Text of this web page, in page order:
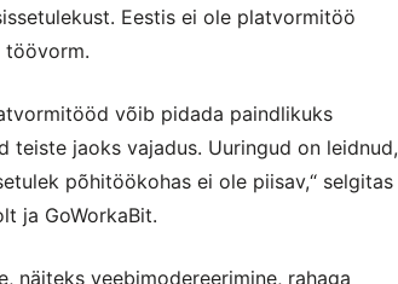
Eestis ei ole platvormitöö
töövorm.
võib pidada paindlikuks
teiste jaoks vajadus. Uuringud on leidnud,
põhitöökohas ei ole piisav,“ selgitas
ja GoWorkaBit.
näiteks veebimodereerimine, rahaga